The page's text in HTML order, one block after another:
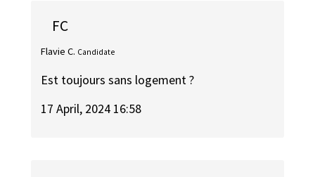
FC
Flavie C. Candidate
Est toujours sans logement ?
17 April, 2024 16:58